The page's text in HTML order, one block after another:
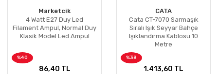
Marketcik
4 Watt E27 Duy Led
Filament Ampul, Normal Duy
Klasik Model Led Ampul
%40
86,40 TL
CATA
Cata CT-7070 Sarmaşık
Sıralı Işık Seyyar Bahçe
Işıklandırma Kablosu 10
Metre
%38
1.413,60 TL